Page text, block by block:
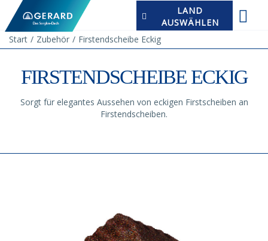
LAND
AUSWÄHLEN
Start
Zubehör Firstendscheibe Eckig
FIRSTENDSCHEIBE ECKIG
Sorgt für elegantes Aussehen von eckigen Firstscheiben an
Firstendscheiben.